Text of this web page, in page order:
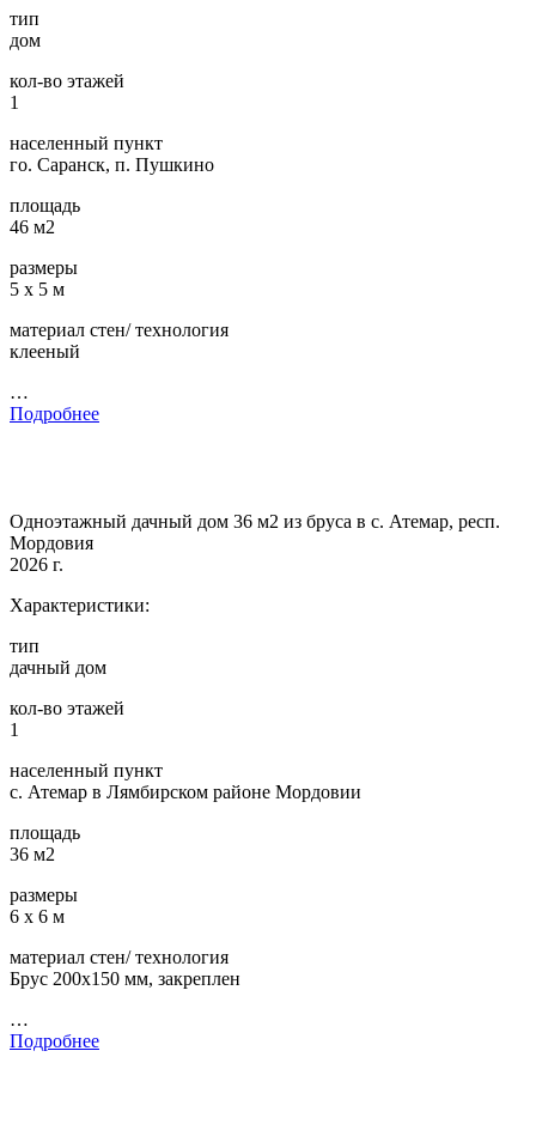
тип
дом
кол-во этажей
1
населенный пункт
го. Саранск, п. Пушкино
площадь
46 м2
размеры
5 х 5 м
материал стен/ технология
клееный
…
Подробнее
Одноэтажный дачный дом 36 м2 из бруса в с. Атемар, респ.
Мордовия
2026 г.
Характеристики:
тип
дачный дом
кол-во этажей
1
населенный пункт
с. Атемар в Лямбирском районе Мордовии
площадь
36 м2
размеры
6 х 6 м
материал стен/ технология
Брус 200х150 мм, закреплен
…
Подробнее